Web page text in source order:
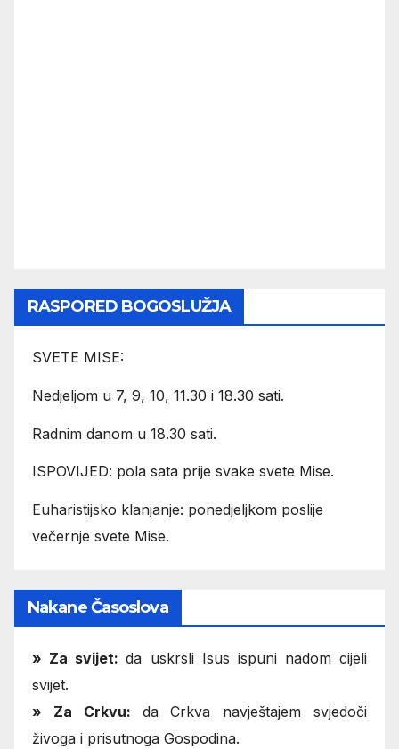
RASPORED BOGOSLUŽJA
SVETE MISE:
Nedjeljom u 7, 9, 10, 11.30 i 18.30 sati.
Radnim danom u 18.30 sati.
ISPOVIJED: pola sata prije svake svete Mise.
Euharistijsko klanjanje: ponedjeljkom poslije
večernje svete Mise.
Nakane Časoslova
» Za svijet:da uskrsli Isus ispuni nadom cijeli
svijet.
» Za Crkvu: da Crkva navještajem svjedoči
živoga i prisutnoga Gospodina.